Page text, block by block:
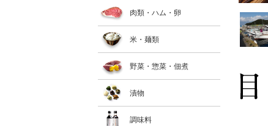
肉類・ハム・卵
米・麺類
野菜・惣菜・佃煮
漬物
調味料